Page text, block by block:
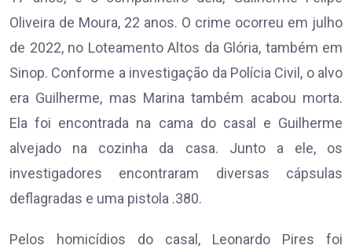
Oliveira de Moura, 22 anos. O crime ocorreu em julho
de 2022, no Loteamento Altos da Glória, também em
Sinop. Conforme a investigação da Polícia Civil, o alvo
era Guilherme, mas Marina também acabou morta.
Ela foi encontrada na cama do casal e Guilherme
alvejado na cozinha da casa. Junto a ele, os
investigadores encontraram diversas cápsulas
deflagradas e uma pistola .380.
Pelos homicídios do casal, Leonardo Pires foi